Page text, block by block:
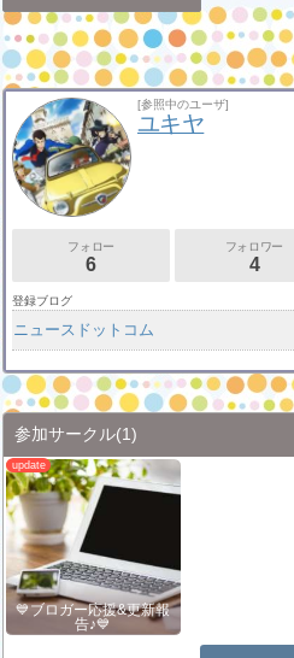
[参照中のユーザ]
ユキヤ
フォロー
6
フォロワー
4
登録ブログ
ニュースドットコム
参加サークル(1)
💙ブロガー応援&更新報
告♪💙